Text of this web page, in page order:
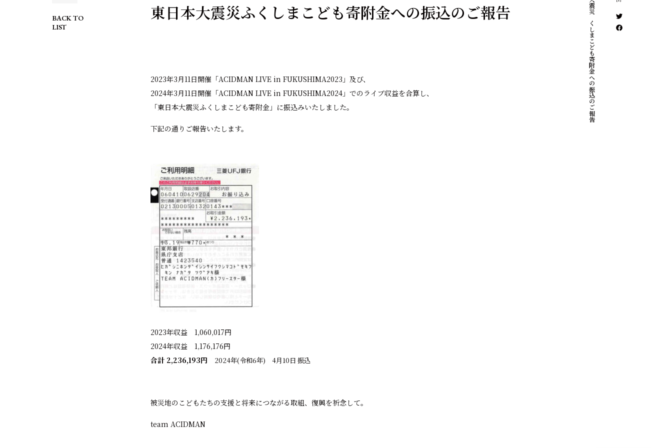
BACK TO
LIST
東日本大震災ふくしまこども寄附金への振込のご報告
2023年3月11日開催「ACIDMAN LIVE in FUKUSHIMA2023」及び、
2024年3月11日開催「ACIDMAN LIVE in FUKUSHIMA2024」でのライブ収益を合算し、
「東日本大震災ふくしまこども寄附金」に振込みいたしました。
下記の通りご報告いたします。
2023年収益 1,060,017円
2024年収益 1,176,176円
合計 2,236,193円 2024年(令和6年) 4月10日 振込
被災地のこどもたちの支援と将来につながる取組、復興を祈念して。
team ACIDMAN
東日本大震災ふくしまこども寄附金への振込のご報告